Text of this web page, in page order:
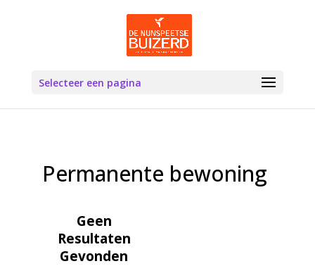
Selecteer een pagina
Permanente bewoning
Geen
Resultaten
Gevonden